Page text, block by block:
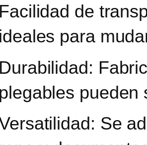
Facilidad de
ideales para
Durabilidad:
plegables pueden
: Se